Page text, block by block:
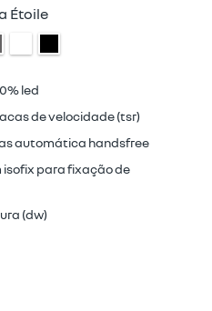
Étoile
led
de velocidade (tsr)
automática handsfree
para fixação de
(dw)